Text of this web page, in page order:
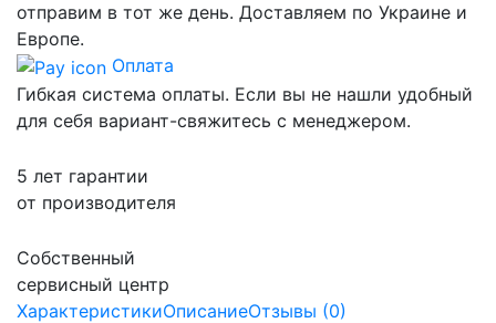
отправим в тот же день. Доставляем по Украине и
Европе.
Оплата
Гибкая система оплаты. Если вы не нашли удобный
для себя вариант-свяжитесь с менеджером.
5 лет гарантии
от производителя
Собственный
сервисный центр
ХарактеристикиОписаниеОтзывы (0)